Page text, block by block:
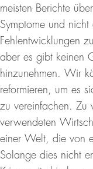
meisten Berichte
Symptome und
Fehlentwicklungen
aber es gibt keinen
hinzunehmen. Wir
reformieren, um es
zu vereinfachen. Zu
verwendeten
einer Welt, die von
Solange dies nicht